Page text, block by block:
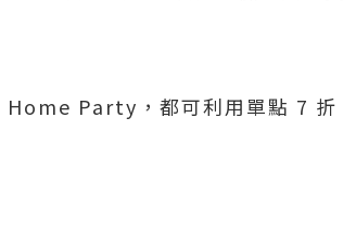
Home Party，都可利用單點 7 折